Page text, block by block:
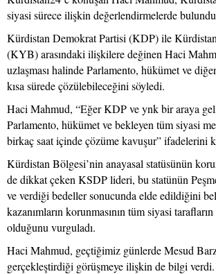
siyasi sürece ilişkin değerlendirmelerde
Kürdistan Demokrat Partisi (KDP) ile
(KYB) arasındaki ilişkilere değinen Haci
uzlaşması halinde Parlamento, hükümet ve
kısa sürede çözülebileceğini söyledi.
Haci Mahmud, “Eğer KDP ve ynk bir araya
Parlamento, hükümet ve bekleyen tüm siyasi
birkaç saat içinde çözüme kavuşur” ifadelerini
Kürdistan Bölgesi’nin anayasal statüsünün
de dikkat çeken KSDP lideri, bu statünün
ve verdiği bedeller sonucunda elde edildiğini
kazanımların korunmasının tüm siyasi
olduğunu vurguladı.
Haci Mahmud, geçtiğimiz günlerde Mesud
gerçekleştirdiği görüşmeye ilişkin de bilgi